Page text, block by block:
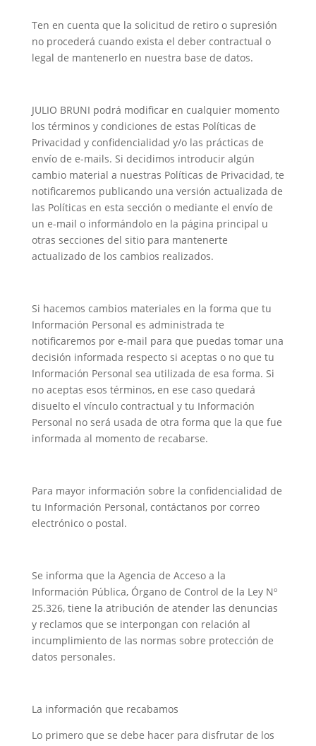
Ten en cuenta que la solicitud de retiro o supresión
no procederá cuando exista el deber contractual o
legal de mantenerlo en nuestra base de datos.
JULIO BRUNI podrá modificar en cualquier momento
los términos y condiciones de estas Políticas de
Privacidad y confidencialidad y/o las prácticas de
envío de e-mails. Si decidimos introducir algún
cambio material a nuestras Políticas de Privacidad, te
notificaremos publicando una versión actualizada de
las Políticas en esta sección o mediante el envío de
un e-mail o informándolo en la página principal u
otras secciones del sitio para mantenerte
actualizado de los cambios realizados.
Si hacemos cambios materiales en la forma que tu
Información Personal es administrada te
notificaremos por e-mail para que puedas tomar una
decisión informada respecto si aceptas o no que tu
Información Personal sea utilizada de esa forma. Si
no aceptas esos términos, en ese caso quedará
disuelto el vínculo contractual y tu Información
Personal no será usada de otra forma que la que fue
informada al momento de recabarse.
Para mayor información sobre la confidencialidad de
tu Información Personal, contáctanos por correo
electrónico o postal.
Se informa que la Agencia de Acceso a la
Información Pública, Órgano de Control de la Ley Nº
25.326, tiene la atribución de atender las denuncias
y reclamos que se interpongan con relación al
incumplimiento de las normas sobre protección de
datos personales.
La información que recabamos
Lo primero que se debe hacer para disfrutar de los